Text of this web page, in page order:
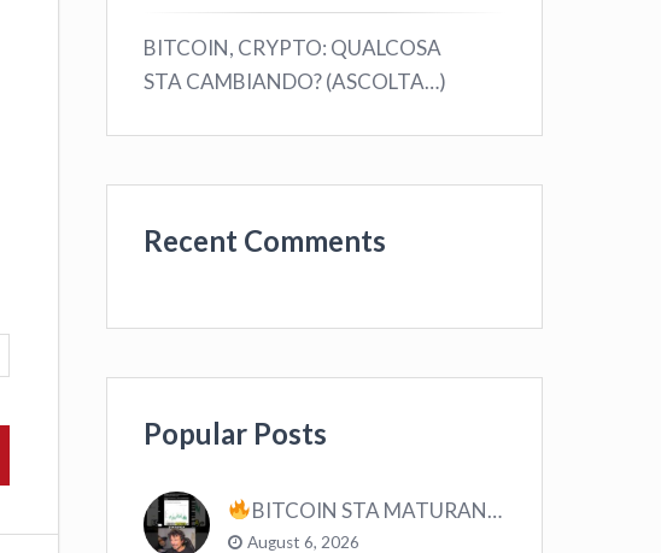
BITCOIN, CRYPTO: QUALCOSA
STA CAMBIANDO? (ASCOLTA…)
Recent Comments
Popular Posts
BITCOIN STA MATURANDO? #bitcoin #crypto #trading
August 6, 2026